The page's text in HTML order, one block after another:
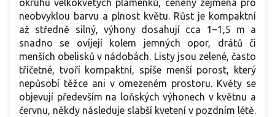
okruhu velkokvětých plaménků, ceněný zejména pro
neobvyklou barvu a plnost květu. Růst je kompaktní
až středně silný, výhony dosahují cca 1–1,5 m a
snadno se ovíjejí kolem jemných opor, drátů či
menších obelisků v nádobách. Listy jsou zelené, často
tříčetné, tvoří kompaktní, spíše menší porost, který
nepůsobí těžce ani v omezeném prostoru. Květy se
objevují především na loňských výhonech v květnu a
červnu, někdy následuje slabší kvetení v pozdním létě.